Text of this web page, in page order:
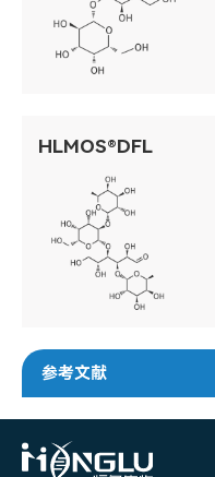
HLMOS®DFL
参考文献